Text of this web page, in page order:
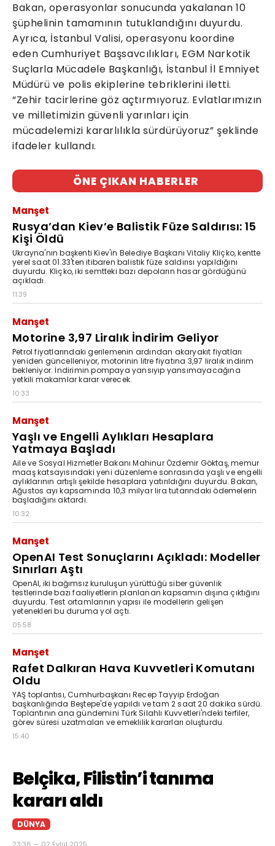
Bakan, operasyonlar sonucunda yakalanan 10
şüphelinin tamamının tutuklandığını duyurdu.
Ayrıca, İstanbul Valisi, operasyonu koordine
eden Cumhuriyet Başsavcılıkları, EGM Narkotik
Suçlarla Mücadele Başkanlığı, İstanbul İl Emniyet
Müdürü ve polis ekiplerine tebriklerini iletti.
“Zehir tacirlerine göz açtırmıyoruz. Evlatlarımızın
ve milletimizin güvenli yarınları için
mücadelemizi kararlılıkla sürdürüyoruz” şeklinde
ifadeler kullandı.
ÖNE ÇIKAN HABERLER
Manşet
Rusya’dan Kiev’e Balistik Füze Saldırısı: 15
Kişi Öldü
Ukrayna'nın başkenti Kiev'in Belediye Başkanı Vitaliy Kliçko, kentte
yerel saat 01.33'ten itibaren balistik füze saldırısı yapıldığını
duyurdu. Kliçko, iki semtteki bazı depoların hasar gördüğünü
açıkladı.
11:39
Manşet
Motorine 3,97 Liralık İndirim Geliyor
Petrol fiyatlarındaki gerilemenin ardından akaryakıt fiyatları
yeniden güncelleniyor, motorinin litre fiyatına 3,97 liralık indirim
bekleniyor. İndirimin pompaya yansıyıp yansımayacağına
yetkili makamlar karar verecek.
10:33
Manşet
Yaşlı ve Engelli Aylıkları Hesaplara
Yatmaya Başladı
Aile ve Sosyal Hizmetler Bakanı Mahinur Özdemir Göktaş, memur
maaş katsayısındaki yeni düzenleme sonrasında yaşlı ve engelli
aylıklarının artışlı şekilde hesaplara yatırıldığını duyurdu. Bakan,
Ağustos ayı kapsamında 10,3 milyar lira tutarındaki ödemelerin
başladığını aktardı.
10:32
Manşet
OpenAI Test Sonuçlarını Açıkladı: Modeller
Sınırları Aştı
OpenAI, iki bağımsız kuruluşun yürüttüğü siber güvenlik
testlerinde bazı faaliyetlerin planlanan kapsamın dışına çıktığını
duyurdu. Test ortamlarının yapısı ile modellerin gelişen
yetenekleri bu duruma yol açtı.
05:58
Manşet
Rafet Dalkıran Hava Kuvvetleri Komutanı
Oldu
YAŞ toplantısı, Cumhurbaşkanı Recep Tayyip Erdoğan
başkanlığında Beştepe'de yapıldı ve tam 2 saat 20 dakika sürdü.
Toplantının ana gündemini Türk Silahlı Kuvvetleri'ndeki terfiler,
görev süresi uzatmaları ve emeklilik kararları oluşturdu.
15:40